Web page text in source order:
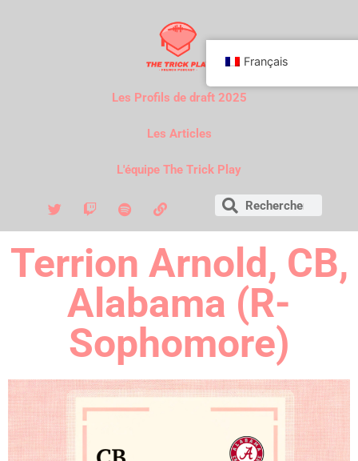
Les Profils de draft 2025
Les Articles
L'équipe The Trick Play
Terrion Arnold, CB,
Alabama (R-
Sophomore)
Français